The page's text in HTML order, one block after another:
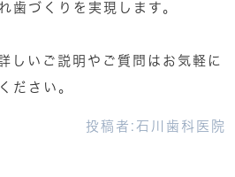
歯づくりを実現します。
しいご説明やご質問はお気軽に
ださい。
投稿者: 石川歯科医院